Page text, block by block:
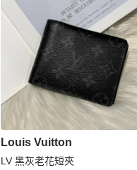
Louis Vuitton
LV 黑灰老花短夾